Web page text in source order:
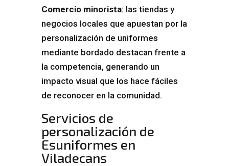
Comercio minorista: las tiendas y
negocios locales que apuestan por la
personalización de uniformes
mediante bordado destacan frente a
la competencia, generando un
impacto visual que los hace fáciles
de reconocer en la comunidad.
Servicios de
personalización de
Esuniformes en
Viladecans